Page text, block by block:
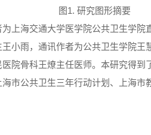
图1. 研究图形摘要
上海交通大学医学院公共卫生学院
小雨，通讯作者为公共卫生学院王
院骨科王燎主任医师。本研究得到
市公共卫生三年行动计划、上海市